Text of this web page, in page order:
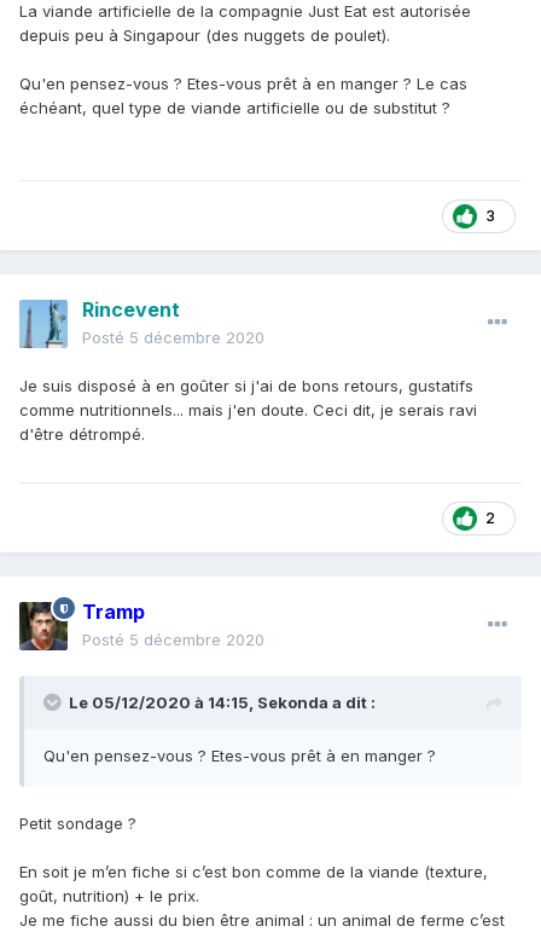
La viande artificielle de la compagnie Just Eat est autorisée
depuis peu à Singapour (des nuggets de poulet).
Qu'en pensez-vous ? Etes-vous prêt à en manger ? Le cas
échéant, quel type de viande artificielle ou de substitut ?
3
Rincevent
Posté 5 décembre 2020
Je suis disposé à en goûter si j'ai de bons retours, gustatifs
comme nutritionnels... mais j'en doute. Ceci dit, je serais ravi
d'être détrompé.
2
Tramp
Posté 5 décembre 2020
Le 05/12/2020 à 14:15, Sekonda a dit :
Qu'en pensez-vous ? Etes-vous prêt à en manger ?
Petit sondage ?
En soit je m’en fiche si c’est bon comme de la viande (texture,
goût, nutrition) + le prix.
Je me fiche aussi du bien être animal : un animal de ferme c’est